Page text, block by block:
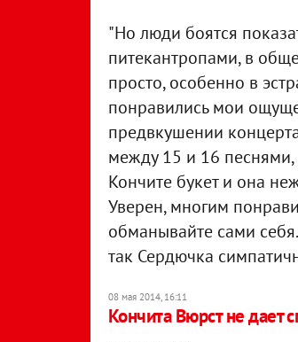
"Но люди боятся
питекантропами, в
просто, особенно в
понравились мои
предвкушении
между 15 и 16 песнями,
Кончите букет и она
Уверен, многим
обманывайте сами
так Сердючка
08 мая 2014, 16:11
Кончита Вюрст не дает